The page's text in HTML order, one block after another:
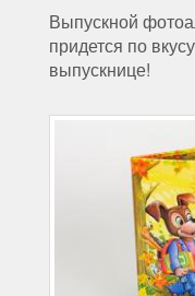
Выпускной
придется по
выпускнице!